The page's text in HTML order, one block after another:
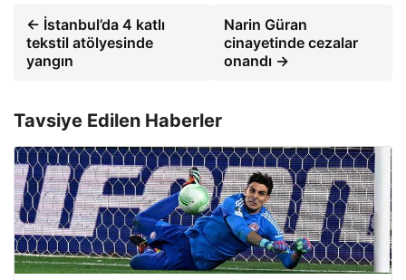
← İstanbul’da 4 katlı
tekstil atölyesinde
yangın
Narin Güran
cinayetinde cezalar
onandı →
Tavsiye Edilen Haberler